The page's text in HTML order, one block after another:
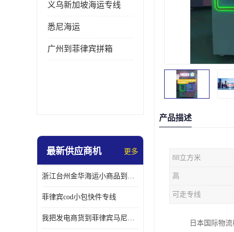
义乌新加坡海运专线
悉尼海运
广州到菲律宾拼箱
最新供应商机 更多
浙江台州金华海运小商品到菲律宾马尼拉怎样收费
菲律宾cod小包快件专线
我把发电商货到菲律宾马尼拉独立站海运经验告诉您
产品描述
88立方米
高
可走专线
日本国际物